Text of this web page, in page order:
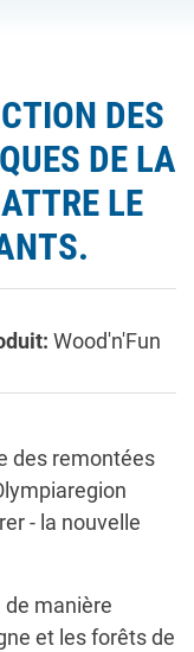
DES
DE LA
LE
Wood'n'Fun
des remontées
- la nouvelle
de manière
et les forêts de